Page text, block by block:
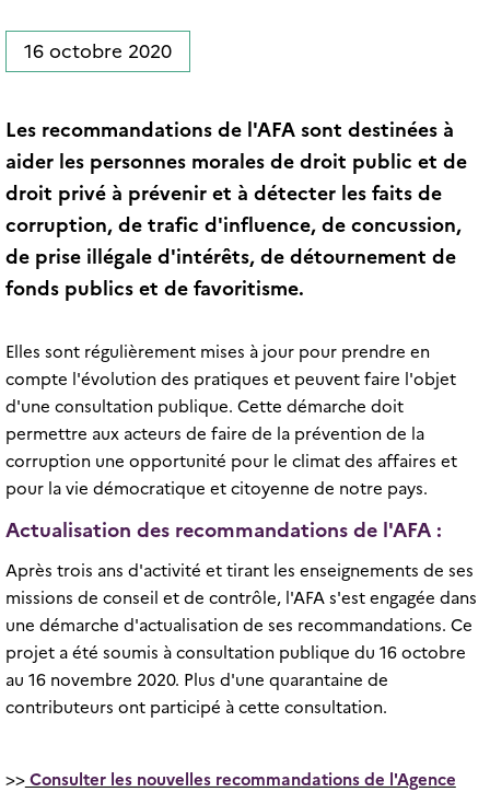
16 octobre 2020
Les recommandations de l'AFA sont destinées à
aider les personnes morales de droit public et de
droit privé à prévenir et à détecter les faits de
corruption, de trafic d'influence, de concussion,
de prise illégale d'intérêts, de détournement de
fonds publics et de favoritisme.
Elles sont régulièrement mises à jour pour prendre en
compte l'évolution des pratiques et peuvent faire l'objet
d'une consultation publique. Cette démarche doit
permettre aux acteurs de faire de la prévention de la
corruption une opportunité pour le climat des affaires et
pour la vie démocratique et citoyenne de notre pays.
Actualisation des recommandations de l'AFA :
Après trois ans d'activité et tirant les enseignements de ses
missions de conseil et de contrôle, l'AFA s'est engagée dans
une démarche d'actualisation de ses recommandations. Ce
projet a été soumis à consultation publique du 16 octobre
au 16 novembre 2020. Plus d'une quarantaine de
contributeurs ont participé à cette consultation.
>>Consulter les nouvelles recommandations de l'Agence